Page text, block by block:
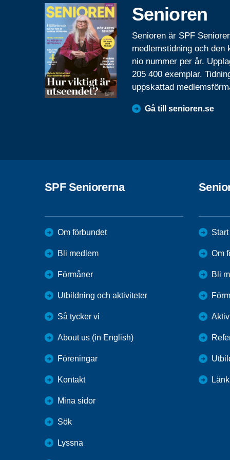
Senioren
Senioren är SPF
medlemstidning och den
nio nummer per år.
205 400 exemplar.
uppskattad
Gå till senioren.se
SPF Seniorerna
Om förbundet
Bli medlem
Förmåner
Utbildning och aktiviteter
Så tycker vi
About us (in English)
Föreningar
Kontakt
Mina sidor
Sök
Lyssna
Start
Om
Bli